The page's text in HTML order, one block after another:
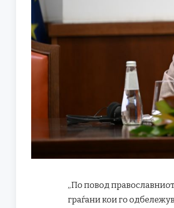
„По повод
граѓани кои го